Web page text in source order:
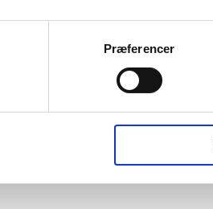
Præferencer
Afkastningsgrad
Tal fra erhvervsstyrelsens regnskabs-API.